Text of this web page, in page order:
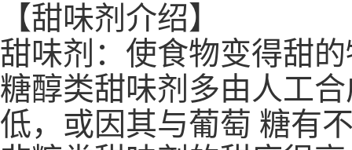
【甜味剂介绍】
甜味剂：使食物变得甜
糖醇类甜味剂多由人工
低，或因其与葡萄 糖有